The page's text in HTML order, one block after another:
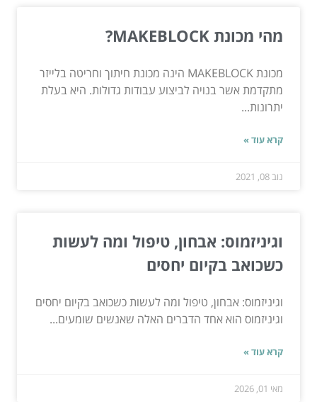
מהי מכונת MAKEBLOCK?
מכונת MAKEBLOCK הינה מכונת חיתוך וחריטה בלייזר
מתקדמת אשר בנויה לביצוע עבודות גדולות. היא בעלת
יתרונות...
קרא עוד »
נוב 08, 2021
וגיניזמוס: אבחון, טיפול ומה לעשות
כשכואב בקיום יחסים
וגיניזמוס: אבחון, טיפול ומה לעשות כשכואב בקיום יחסים
וגיניזמוס הוא אחד הדברים האלה שאנשים שומעים...
קרא עוד »
מאי 01, 2026